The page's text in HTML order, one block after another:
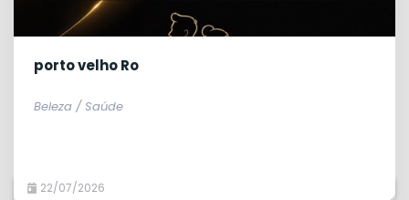
porto velho Ro
Beleza / Saúde
22/07/2026